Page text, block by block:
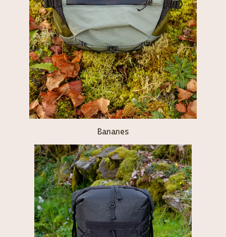
Bananes